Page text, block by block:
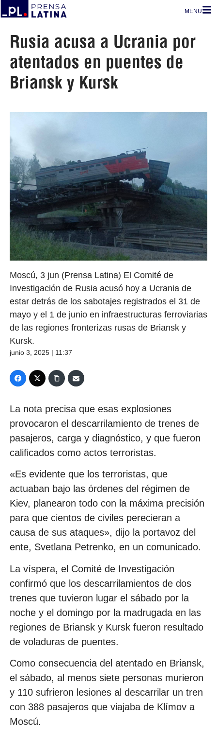
MENU
Rusia acusa a Ucrania por
atentados en puentes de
Briansk y Kursk
Moscú, 3 jun (Prensa Latina) El Comité de
Investigación de Rusia acusó hoy a Ucrania de
estar detrás de los sabotajes registrados el 31 de
mayo y el 1 de junio en infraestructuras ferroviarias
de las regiones fronterizas rusas de Briansk y
Kursk.
junio 3, 2025 | 11:37
La nota precisa que esas explosiones
provocaron el descarrilamiento de trenes de
pasajeros, carga y diagnóstico, y que fueron
calificados como actos terroristas.
«Es evidente que los terroristas, que
actuaban bajo las órdenes del régimen de
Kiev, planearon todo con la máxima precisión
para que cientos de civiles perecieran a
causa de sus ataques», dijo la portavoz del
ente, Svetlana Petrenko, en un comunicado.
La víspera, el Comité de Investigación
confirmó que los descarrilamientos de dos
trenes que tuvieron lugar el sábado por la
noche y el domingo por la madrugada en las
regiones de Briansk y Kursk fueron resultado
de voladuras de puentes.
Como consecuencia del atentado en Briansk,
el sábado, al menos siete personas murieron
y 110 sufrieron lesiones al descarrilar un tren
con 388 pasajeros que viajaba de Klímov a
Moscú.